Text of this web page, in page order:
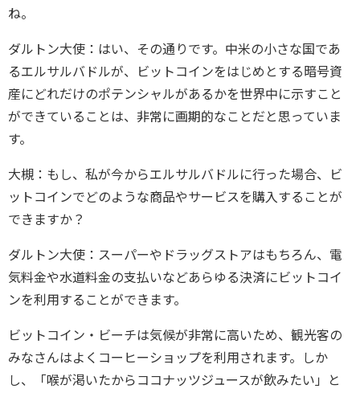
ね。
ダルトン大使：はい、その通りです。中米の小さな国であ
るエルサルバドルが、ビットコインをはじめとする暗号資
産にどれだけのポテンシャルがあるかを世界中に示すこと
ができていることは、非常に画期的なことだと思っていま
す。
大槻：もし、私が今からエルサルバドルに行った場合、ビ
ットコインでどのような商品やサービスを購入することが
できますか？
ダルトン大使：スーパーやドラッグストアはもちろん、電
気料金や水道料金の支払いなどあらゆる決済にビットコイ
ンを利用することができます。
ビットコイン・ビーチは気候が非常に高いため、観光客の
みなさんはよくコーヒーショップを利用されます。しか
し、「喉が渇いたからココナッツジュースが飲みたい」と